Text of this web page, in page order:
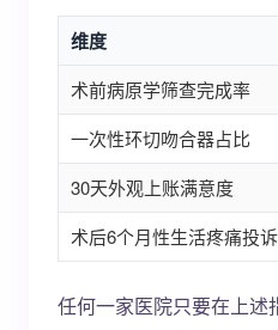
维度
术前病原学筛查完成率
一次性环切吻合器占比
30天外观上账满意度
术后6个月性生活疼痛投诉
任何一家医院只要在上述